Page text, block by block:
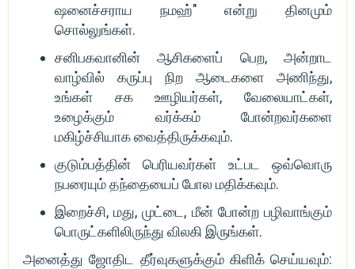
ஷனைச்சராய நமஹ்" என்று தினமும்
சொல்லுங்கள்.
சனிபகவானின் ஆசிகளைப் பெற, அன்றாட
வாழ்வில் கருப்பு நிற ஆடைகளை அணிந்து,
உங்கள் சக ஊழியர்கள், வேலையாட்கள்,
உழைக்கும் வர்க்கம் போன்றவர்களை
மகிழ்ச்சியாக வைத்திருக்கவும்.
குடும்பத்தின் பெரியவர்கள் உட்பட ஒவ்வொரு
நபரையும் தந்தையைப் போல மதிக்கவும்.
இறைச்சி, மது, முட்டை, மீன் போன்ற பழிவாங்கும்
பொருட்களிலிருந்து விலகி இருங்கள்.
அனைத்து ஜோதிட தீர்வுகளுக்கும் கிளிக் செய்யவும்: